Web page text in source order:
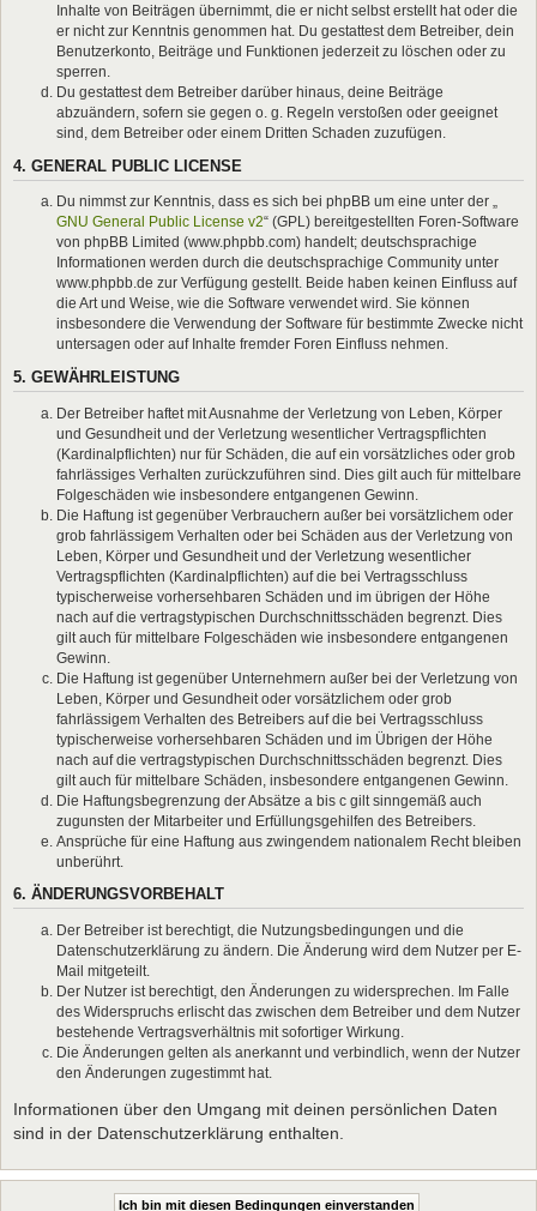
Inhalte von Beiträgen übernimmt, die er nicht selbst erstellt hat oder die
er nicht zur Kenntnis genommen hat. Du gestattest dem Betreiber, dein
Benutzerkonto, Beiträge und Funktionen jederzeit zu löschen oder zu
sperren.
Du gestattest dem Betreiber darüber hinaus, deine Beiträge
abzuändern, sofern sie gegen o. g. Regeln verstoßen oder geeignet
sind, dem Betreiber oder einem Dritten Schaden zuzufügen.
4. GENERAL PUBLIC LICENSE
Du nimmst zur Kenntnis, dass es sich bei phpBB um eine unter der „
GNU General Public License v2“ (GPL) bereitgestellten Foren-Software
von phpBB Limited (www.phpbb.com) handelt; deutschsprachige
Informationen werden durch die deutschsprachige Community unter
www.phpbb.de zur Verfügung gestellt. Beide haben keinen Einfluss auf
die Art und Weise, wie die Software verwendet wird. Sie können
insbesondere die Verwendung der Software für bestimmte Zwecke nicht
untersagen oder auf Inhalte fremder Foren Einfluss nehmen.
5. GEWÄHRLEISTUNG
Der Betreiber haftet mit Ausnahme der Verletzung von Leben, Körper
und Gesundheit und der Verletzung wesentlicher Vertragspflichten
(Kardinalpflichten) nur für Schäden, die auf ein vorsätzliches oder grob
fahrlässiges Verhalten zurückzuführen sind. Dies gilt auch für mittelbare
Folgeschäden wie insbesondere entgangenen Gewinn.
Die Haftung ist gegenüber Verbrauchern außer bei vorsätzlichem oder
grob fahrlässigem Verhalten oder bei Schäden aus der Verletzung von
Leben, Körper und Gesundheit und der Verletzung wesentlicher
Vertragspflichten (Kardinalpflichten) auf die bei Vertragsschluss
typischerweise vorhersehbaren Schäden und im übrigen der Höhe
nach auf die vertragstypischen Durchschnittsschäden begrenzt. Dies
gilt auch für mittelbare Folgeschäden wie insbesondere entgangenen
Gewinn.
Die Haftung ist gegenüber Unternehmern außer bei der Verletzung von
Leben, Körper und Gesundheit oder vorsätzlichem oder grob
fahrlässigem Verhalten des Betreibers auf die bei Vertragsschluss
typischerweise vorhersehbaren Schäden und im Übrigen der Höhe
nach auf die vertragstypischen Durchschnittsschäden begrenzt. Dies
gilt auch für mittelbare Schäden, insbesondere entgangenen Gewinn.
Die Haftungsbegrenzung der Absätze a bis c gilt sinngemäß auch
zugunsten der Mitarbeiter und Erfüllungsgehilfen des Betreibers.
Ansprüche für eine Haftung aus zwingendem nationalem Recht bleiben
unberührt.
6. ÄNDERUNGSVORBEHALT
Der Betreiber ist berechtigt, die Nutzungsbedingungen und die
Datenschutzerklärung zu ändern. Die Änderung wird dem Nutzer per E-
Mail mitgeteilt.
Der Nutzer ist berechtigt, den Änderungen zu widersprechen. Im Falle
des Widerspruchs erlischt das zwischen dem Betreiber und dem Nutzer
bestehende Vertragsverhältnis mit sofortiger Wirkung.
Die Änderungen gelten als anerkannt und verbindlich, wenn der Nutzer
den Änderungen zugestimmt hat.
Informationen über den Umgang mit deinen persönlichen Daten
sind in der Datenschutzerklärung enthalten.